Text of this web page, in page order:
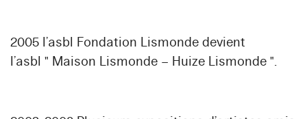
2005 l’asbl Fondation Lismonde devient
l’asbl " Maison Lismonde – Huize Lismonde ".